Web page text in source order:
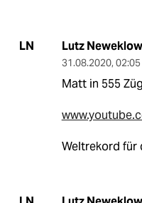
LN Lutz
31.08.2020,
Matt in 555
Weltrekord für